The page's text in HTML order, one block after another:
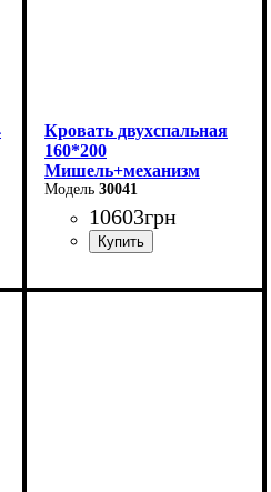
Кровать двухспальная
160*200
Мишель+механизм
(темно-серая)
30041
10603грн
Ширина: 166 см